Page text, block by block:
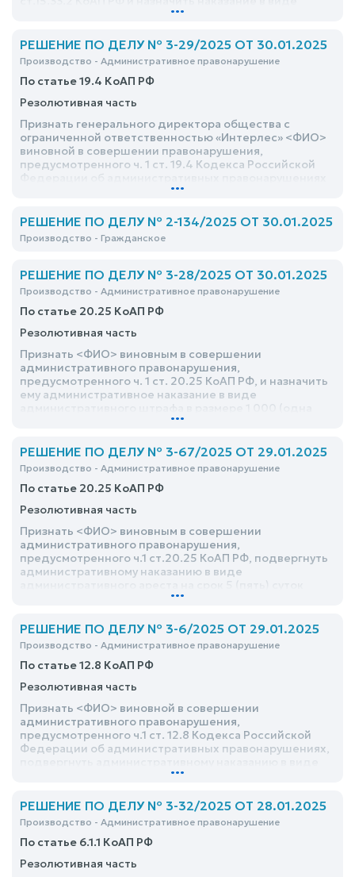
административного штрафа в размере 300 (триста)
...
РЕШЕНИЕ ПО ДЕЛУ № 3-29/2025 ОТ 30.01.2025
Производство - Административное правонарушение
По статье 19.4 КоАП РФ
Резолютивная часть
Признать генерального директора общества с
ограниченной ответственностью «Интерлес» <ФИО>
виновной в совершении правонарушения,
предусмотренного ч. 1 ст. 19.4 Кодекса Российской
Федерации об административных правонарушениях
и назначить ей административное наказание в виде
...
РЕШЕНИЕ ПО ДЕЛУ № 2-134/2025 ОТ 30.01.2025
Производство - Гражданское
РЕШЕНИЕ ПО ДЕЛУ № 3-28/2025 ОТ 30.01.2025
Производство - Административное правонарушение
По статье 20.25 КоАП РФ
Резолютивная часть
Признать <ФИО> виновным в совершении
административного правонарушения,
предусмотренного ч. 1 ст. 20.25 КоАП РФ, и назначить
ему административное наказание в виде
...
РЕШЕНИЕ ПО ДЕЛУ № 3-67/2025 ОТ 29.01.2025
Производство - Административное правонарушение
По статье 20.25 КоАП РФ
Резолютивная часть
Признать <ФИО> виновным в совершении
административного правонарушения,
предусмотренного ч.1 ст.20.25 КоАП РФ, подвергнуть
административному наказанию в виде
...
РЕШЕНИЕ ПО ДЕЛУ № 3-6/2025 ОТ 29.01.2025
Производство - Административное правонарушение
По статье 12.8 КоАП РФ
Резолютивная часть
Признать <ФИО> виновной в совершении
административного правонарушения,
предусмотренного ч.1 ст. 12.8 Кодекса Российской
Федерации об административных правонарушениях,
административного штрафа в размере 30000
управления транспортными средствами на срок 1
(один) год 7 (семь) месяцев
...
РЕШЕНИЕ ПО ДЕЛУ № 3-32/2025 ОТ 28.01.2025
Производство - Административное правонарушение
По статье 6.1.1 КоАП РФ
Резолютивная часть